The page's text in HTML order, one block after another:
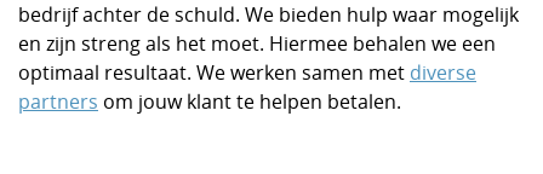
bedrijf achter de schuld. We bieden hulp waar mogelijk
en zijn streng als het moet. Hiermee behalen we een
optimaal resultaat. We werken samen met diverse
partners om jouw klant te helpen betalen.